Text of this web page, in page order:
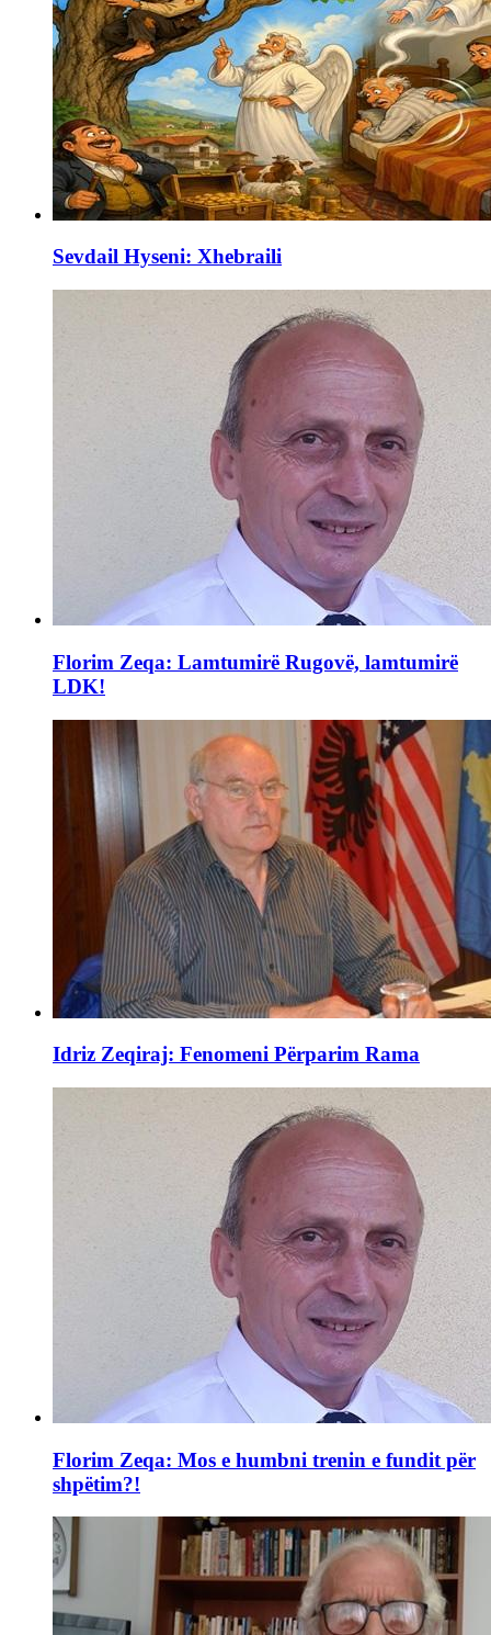
Sevdail Hyseni: Xhebraili
Florim Zeqa: Lamtumirë Rugovë, lamtumirë
LDK!
Idriz Zeqiraj: Fenomeni Përparim Rama
Florim Zeqa: Mos e humbni trenin e fundit për
shpëtim?!